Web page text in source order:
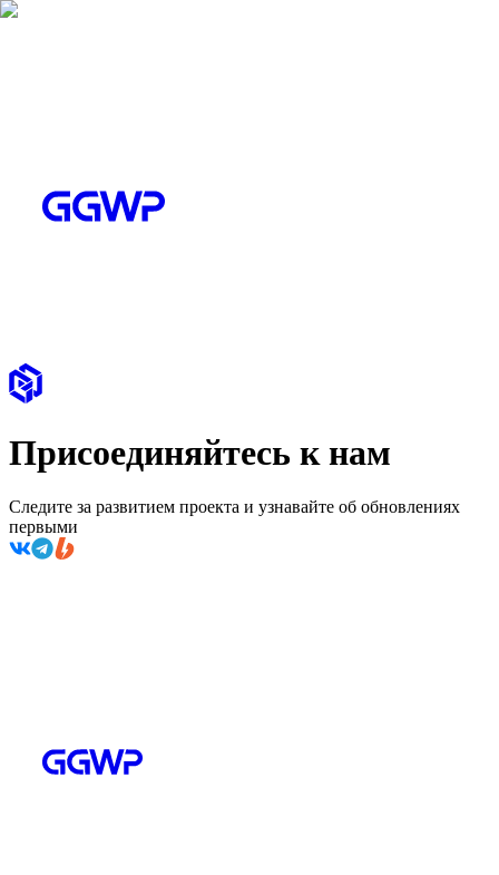
Присоединяйтесь к нам
Следите за развитием проекта и узнавайте об обновлениях
первыми